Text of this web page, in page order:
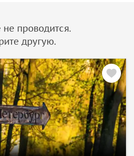
проводится.
другую.